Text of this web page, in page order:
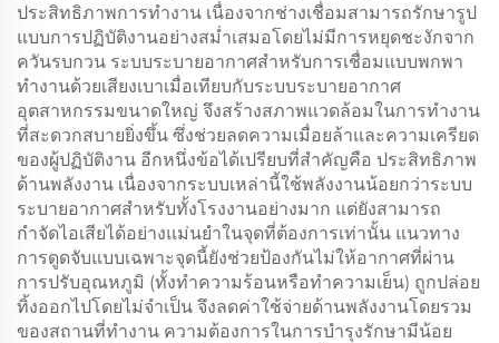
ประสิทธิภาพการทำงาน เนื่องจากช่างเชื่อมสามารถรักษารูป
แบบการปฏิบัติงานอย่างสม่ำเสมอโดยไม่มีการหยุดชะงักจาก
ควันรบกวน ระบบระบายอากาศสำหรับการเชื่อมแบบพกพา
ทำงานด้วยเสียงเบาเมื่อเทียบกับระบบระบายอากาศ
อุตสาหกรรมขนาดใหญ่ จึงสร้างสภาพแวดล้อมในการทำงาน
ที่สะดวกสบายยิ่งขึ้น ซึ่งช่วยลดความเมื่อยล้าและความเครียด
ของผู้ปฏิบัติงาน อีกหนึ่งข้อได้เปรียบที่สำคัญคือ ประสิทธิภาพ
ด้านพลังงาน เนื่องจากระบบเหล่านี้ใช้พลังงานน้อยกว่าระบบ
ระบายอากาศสำหรับทั้งโรงงานอย่างมาก แต่ยังสามารถ
กำจัดไอเสียได้อย่างแม่นยำในจุดที่ต้องการเท่านั้น แนวทาง
การดูดจับแบบเฉพาะจุดนี้ยังช่วยป้องกันไม่ให้อากาศที่ผ่าน
การปรับอุณหภูมิ (ทั้งทำความร้อนหรือทำความเย็น) ถูกปล่อย
ทิ้งออกไปโดยไม่จำเป็น จึงลดค่าใช้จ่ายด้านพลังงานโดยรวม
ของสถานที่ทำงาน ความต้องการในการบำรุงรักษามีน้อย